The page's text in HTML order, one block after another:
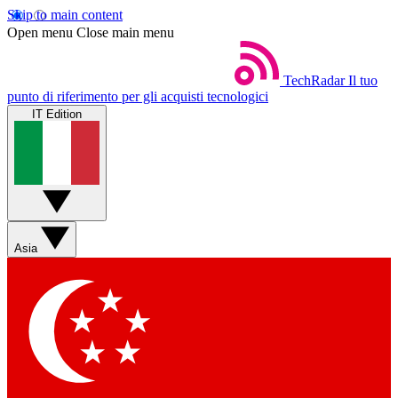
Skip to main content
Open menu Close main menu
TechRadar Il tuo
punto di riferimento per gli acquisti tecnologici
IT Edition
Asia